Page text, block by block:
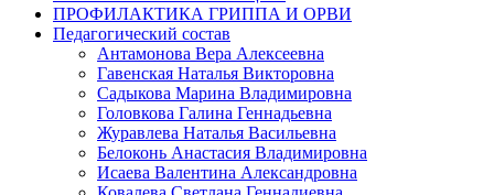
ПРОФИЛАКТИКА ГРИППА И ОРВИ
Педагогический состав
Антамонова Вера Алексеевна
Гавенская Наталья Викторовна
Садыкова Марина Владимировна
Головкова Галина Геннадьевна
Журавлева Наталья Васильевна
Белоконь Анастасия Владимировна
Исаева Валентина Александровна